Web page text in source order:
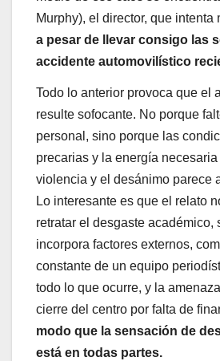
Murphy), el director, que intenta
a pesar de llevar consigo las
accidente automovilístico
Todo lo anterior provoca que el
resulte sofocante. No porque
personal, sino porque las
precarias y la energía
violencia y el desánimo parece
Lo interesante es que el relato
retratar el desgaste académico,
incorpora factores externos,
constante de un equipo
todo lo que ocurre, y la
cierre del centro por falta de
modo que la sensación de
está en todas partes.